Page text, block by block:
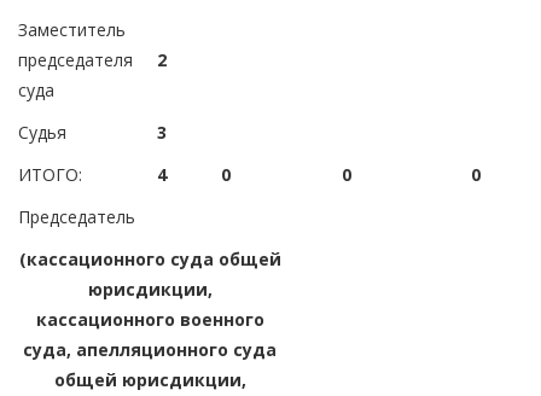
Заместитель
председателя
суда
2
Судья
3
ИТОГО:
4 0 0
0
Председатель
(кассационного суда общей
юрисдикции,
кассационного военного
суда, апелляционного суда
общей юрисдикции,